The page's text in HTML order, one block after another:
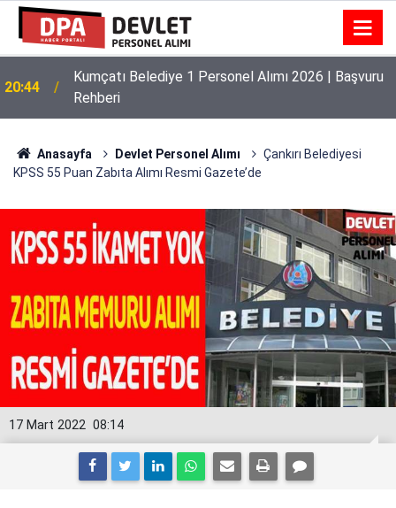
20:44
Kumçatı Belediye 1 Personel Alımı 2026 | Başvuru
Rehberi
Anasayfa Devlet Personel Alımı
Çankırı Belediyesi
KPSS 55 Puan Zabıta Alımı Resmi Gazete’de
08:14
17 Mart 2022